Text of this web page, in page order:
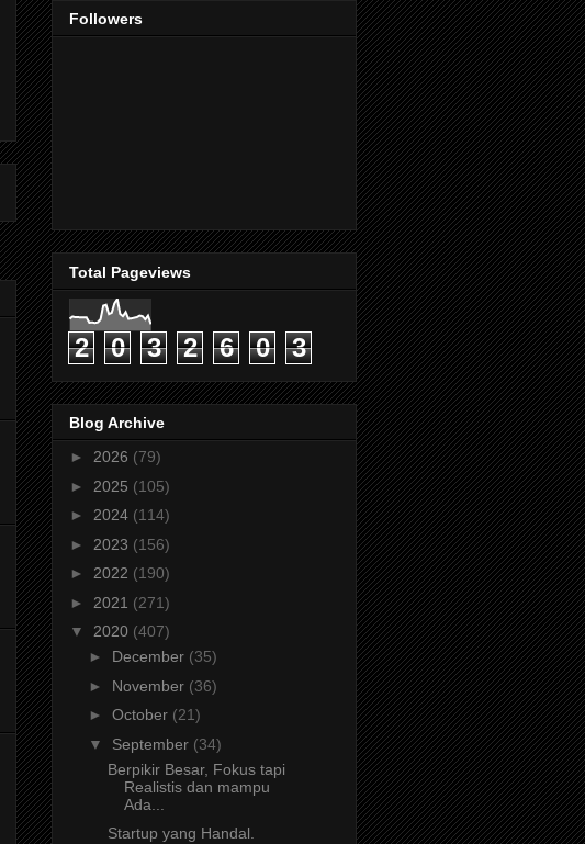
Followers
Total Pageviews
2 0 3 2 6 0 3
Blog Archive
► 2026 (79)
► 2025 (105)
► 2024 (114)
► 2023 (156)
► 2022 (190)
► 2021 (271)
▼ 2020 (407)
► December (35)
► November (36)
► October (21)
▼ September (34)
Berpikir Besar, Fokus tapi
Realistis dan mampu
Ada...
Startup yang Handal.